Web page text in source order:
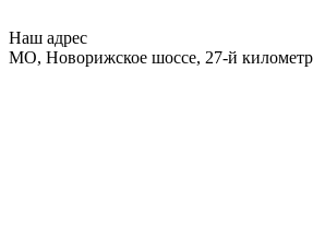
Наш адрес
МО, Новорижское шоссе, 27-й